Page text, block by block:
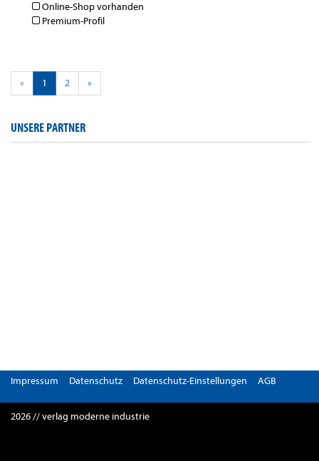
Online-Shop vorhanden
Premium-Profil
« 1 2 »
UNSERE PARTNER
Impressum Datenschutz Datenschutz-Einstellungen AGB
2026 // verlag moderne industrie